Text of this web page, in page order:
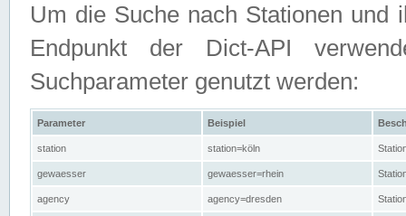
Um die Suche nach Stationen und
Endpunkt der Dict-API
Suchparameter genutzt werden:
Parameter Beispiel
station station=köln
gewaesser gewaesser=rhein
agency agency=dresden